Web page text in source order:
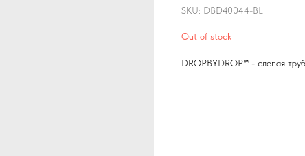
SKU: DBD40044-BL
Out of stock
DROPBYDROP™ - слепая